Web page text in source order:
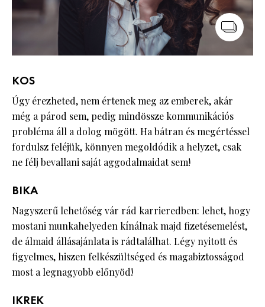
KOS
Úgy érezheted, nem értenek meg az emberek, akár
még a párod sem, pedig mindössze kommunikációs
probléma áll a dolog mögött. Ha bátran és megértéssel
fordulsz feléjük, könnyen megoldódik a helyzet, csak
ne félj bevallani saját aggodalmaidat sem!
BIKA
Nagyszerű lehetőség vár rád karrieredben: lehet, hogy
mostani munkahelyeden kínálnak majd fizetésemelést,
de álmaid állásajánlata is rádtalálhat. Légy nyitott és
figyelmes, hiszen felkészültséged és magabiztosságod
most a legnagyobb előnyöd!
IKREK